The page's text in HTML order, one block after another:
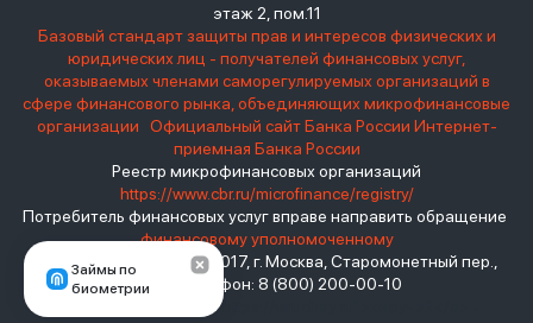
Займы по
биометрии
этаж 2, пом.11
Базовый стандарт защиты прав и интересов физических и
юридических лиц - получателей финансовых услуг,
оказываемых членами саморегулируемых организаций в
сфере финансового рынка, объединяющих микрофинансовые
организации
Официальный сайт Банка России Интернет-
приемная Банка России
Реестр микрофинансовых организаций
https://www.cbr.ru/microfinance/registry/
Потребитель финансовых услуг вправе направить обращение
финансовому уполномоченному
Место нахождения: 119017, г. Москва, Старомонетный пер.,
дом 3 Телефон: 8 (800) 200-00-10
взять займ - <a href="https://viruchay.ru">выручай</a> -